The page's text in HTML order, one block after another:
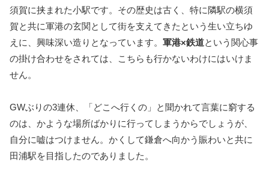
須賀に挟まれた小駅です。その歴史は古く、特に隣駅の横須
賀と共に軍港の玄関として街を支えてきたという生い立ちゆ
えに、興味深い造りとなっています。 軍港×鉄道という関心事
の掛け合わせをされては、こちらも行かないわけにはいけま
せん。
GWぶりの3連休、「どこへ行くの」と聞かれて言葉に窮する
のは、かような場所ばかりに行ってしまうからでしょうが、
自分に嘘はつけません。かくして鎌倉へ向かう賑わいと共に
田浦駅を目指したのでありました。